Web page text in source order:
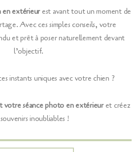
en extérieurest avant tout un moment de
Avec ces simples conseils, votre
et prêt à poser naturellement devant
l’objectif.
instants uniques avec votre chien ?
votre séance photo en extérieuret créez
inoubliables !